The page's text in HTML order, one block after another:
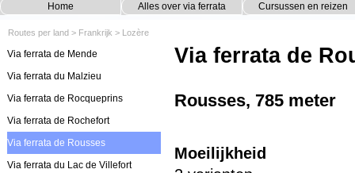
Home Alles over via ferrata ▼
Cursussen en reizen
Routes per land > Frankrijk > Lozère
Via ferrata de Mende
Via ferrata du Malzieu
Via ferrata de Rocqueprins
Via ferrata de Rochefort
Via ferrata de Rousses
Via ferrata du Lac de Villefort
Via ferrata de
Rousses, 785 meter
Moeilijkheid